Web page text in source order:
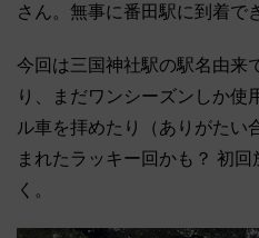
さん。無事に番田駅に到着で
今回は三国神社駅の駅名由来
り、まだワンシーズンしか使
ル車を拝めたり（ありがたい
まれたラッキー回かも？ 初
く。